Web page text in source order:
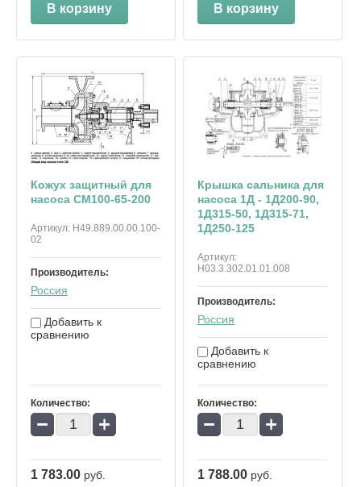
В корзину В корзину
Кожух защитный для
насоса СМ100-65-200
Артикул: Н49.889.00.00.100-
02
Производитель:
Россия
Добавить к
сравнению
Количество:
− +
1 783.00 руб.
Крышка сальника для
насоса 1Д - 1Д200-90,
1Д315-50, 1Д315-71,
1Д250-125
Артикул:
Н03.3.302.01.01.008
Производитель:
Россия
Добавить к
сравнению
Количество:
− +
1 788.00 руб.